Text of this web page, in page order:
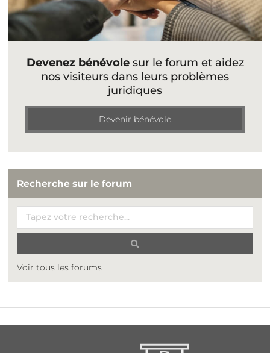
Devenez bénévolesur le forum et aidez
nos visiteurs dans leurs problèmes
juridiques
Devenir bénévole
Recherche sur le forum
Voir tous les forums